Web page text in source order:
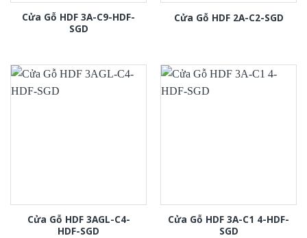
Cửa Gỗ HDF 3A-C9-HDF-
SGD
Cửa Gỗ HDF 2A-C2-SGD
Cửa Gỗ HDF 3AGL-C4-
HDF-SGD
Cửa Gỗ HDF 3A-C1 4-HDF-
SGD